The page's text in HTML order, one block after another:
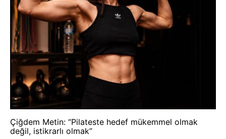
Çiğdem Metin: “Pilateste hedef mükemmel olmak
değil, istikrarlı olmak”